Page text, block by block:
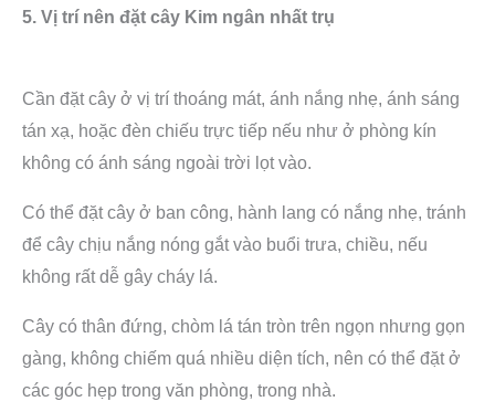
5. Vị trí nên đặt cây Kim ngân nhất trụ
Cần đặt cây ở vị trí thoáng mát, ánh nắng nhẹ, ánh sáng
tán xạ, hoặc đèn chiếu trực tiếp nếu như ở phòng kín
không có ánh sáng ngoài trời lọt vào.
Có thể đặt cây ở ban công, hành lang có nắng nhẹ, tránh
để cây chịu nắng nóng gắt vào buổi trưa, chiều, nếu
không rất dễ gây cháy lá.
Cây có thân đứng, chòm lá tán tròn trên ngọn nhưng gọn
gàng, không chiếm quá nhiều diện tích, nên có thể đặt ở
các góc hẹp trong văn phòng, trong nhà.